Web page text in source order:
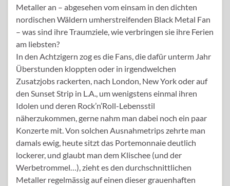
Metaller an – abgesehen vom einsam in den dichten
nordischen Wäldern umherstreifenden Black Metal Fan
– was sind ihre Traumziele, wie verbringen sie ihre Ferien
am liebsten?
In den Achtzigern zog es die Fans, die dafür unterm Jahr
Überstunden kloppten oder in irgendwelchen
Zusatzjobs rackerten, nach London, New York oder auf
den Sunset Strip in L.A., um wenigstens einmal ihren
Idolen und deren Rock’n’Roll-Lebensstil
näherzukommen, gerne nahm man dabei noch ein paar
Konzerte mit. Von solchen Ausnahmetrips zehrte man
damals ewig, heute sitzt das Portemonnaie deutlich
lockerer, und glaubt man dem Klischee (und der
Werbetrommel…), zieht es den durchschnittlichen
Metaller regelmässig auf einen dieser grauenhaften